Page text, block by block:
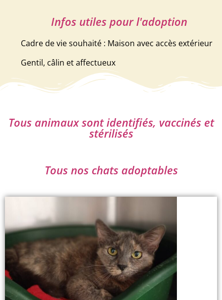
Infos utiles pour l'adoption
Cadre de vie souhaité : Maison avec accès extérieur
Gentil, câlin et affectueux
Tous animaux sont identifiés, vaccinés et
stérilisés
Tous nos chats adoptables